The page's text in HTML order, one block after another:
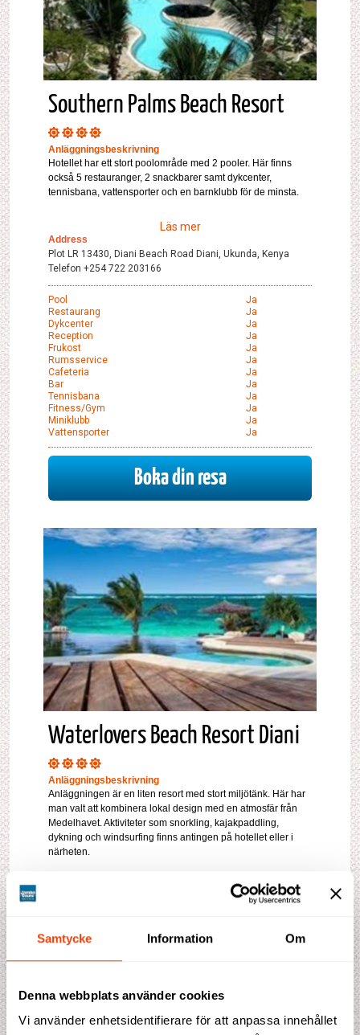
Samtycke Information Om
Denna webbplats använder cookies
Vi använder enhetsidentifierare för att anpassa innehållet
Southern Palms Beach Resort
Anläggningsbeskrivning
Hotellet har ett stort poolområde med 2 pooler. Här finns
också 5 restauranger, 2 snackbarer samt dykcenter,
tennisbana, vattensporter och en barnklubb för de minsta.
Läs mer
Address
Plot LR 13430, Diani Beach Road Diani, Ukunda, Kenya
Telefon +254 722 203166
Pool
Ja
Restaurang
Ja
Dykcenter
Ja
Reception
Ja
Frukost
Ja
Rumsservice
Ja
Cafeteria
Ja
Bar
Ja
Tennisbana
Ja
Fitness/gym
Ja
Miniklubb
Ja
Vattensporter
Ja
Boka din resa
Waterlovers Beach Resort Diani
Anläggningsbeskrivning
Anläggningen är en liten resort med stort miljötänk. Här har
man valt att kombinera lokal design med en atmosfär från
Medelhavet. Aktiviteter som snorkling, kajakpaddling,
dykning och windsurfing finns antingen på hotellet eller i
närheten.
Telefon +254 115 104932
Rumsservice
Rökfria Rum
Ja